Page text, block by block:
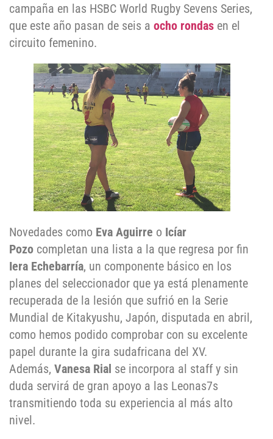
campaña en las HSBC World Rugby Sevens Series,
que este año pasan de seis a ocho rondas en el
circuito femenino.
Novedades como Eva Aguirre o Icíar
Pozo completan una lista a la que regresa por fin
Iera Echebarría, un componente básico en los
planes del seleccionador que ya está plenamente
recuperada de la lesión que sufrió en la Serie
Mundial de Kitakyushu, Japón, disputada en abril,
como hemos podido comprobar con su excelente
papel durante la gira sudafricana del XV.
Además, Vanesa Rial se incorpora al staff y sin
duda servirá de gran apoyo a las Leonas7s
transmitiendo toda su experiencia al más alto
nivel.